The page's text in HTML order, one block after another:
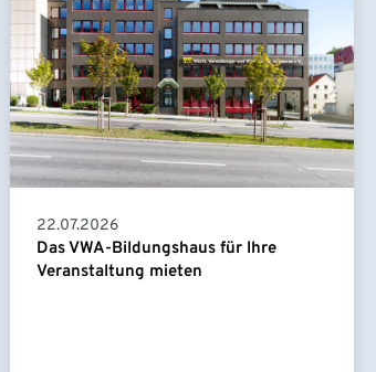
22.07.2026
Das VWA-Bildungshaus für Ihre
Veranstaltung mieten